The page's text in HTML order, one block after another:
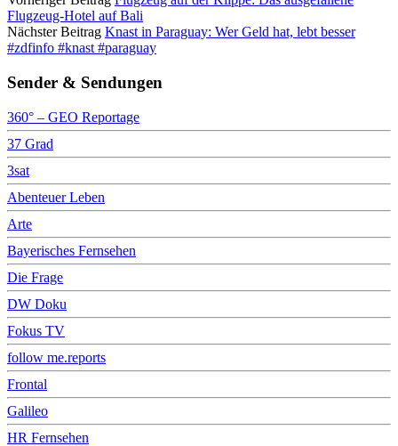
Flugzeug-Hotel auf Bali
Nächster Beitrag Knast in Paraguay: Wer Geld hat, lebt besser
#zdfinfo #knast #paraguay
Sender & Sendungen
360° – GEO Reportage
37 Grad
3sat
Abenteuer Leben
Arte
Bayerisches Fernsehen
Die Frage
DW Doku
Fokus TV
follow me.reports
Frontal
Galileo
HR Fernsehen